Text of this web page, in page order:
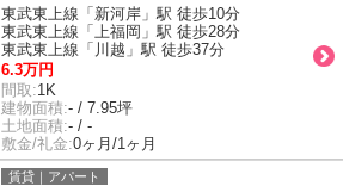
東武東上線「新河岸」駅 徒歩10分
東武東上線「上福岡」駅 徒歩28分
東武東上線「川越」駅 徒歩37分
6.3万円
間取:1K
建物面積:- / 7.95坪
土地面積:- / -
敷金/礼金:0ヶ月/1ヶ月
賃貸｜アパート